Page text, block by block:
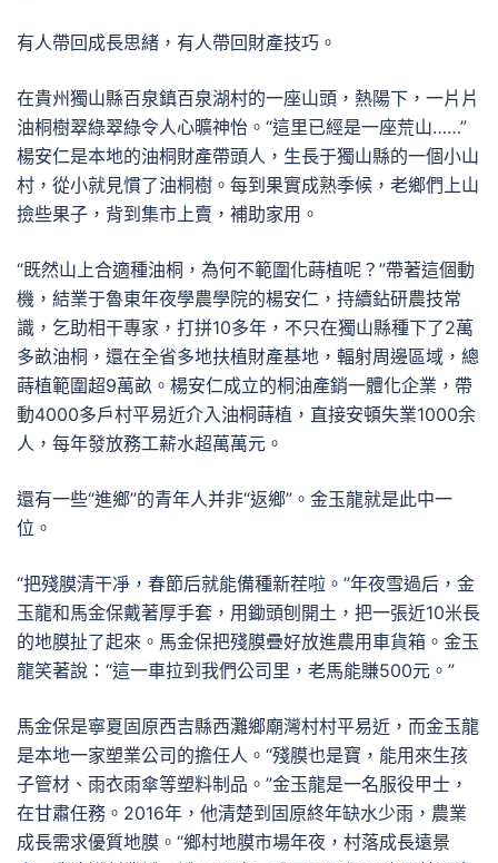
有人帶回成長思緒，有人帶回財產技巧。
在貴州獨山縣百泉鎮百泉湖村的一座山頭，熱陽下，一片片
油桐樹翠綠翠綠令人心曠神怡。“這里已經是一座荒山……”
楊安仁是本地的油桐財產帶頭人，生長于獨山縣的一個小山
村，從小就見慣了油桐樹。每到果實成熟季候，老鄉們上山
撿些果子，背到集市上賣，補助家用。
“既然山上合適種油桐，為何不範圍化蒔植呢？”帶著這個動
機，結業于魯東年夜學農學院的楊安仁，持續鉆研農技常
識，乞助相干專家，打拼10多年，不只在獨山縣種下了2萬
多畝油桐，還在全省多地扶植財產基地，輻射周邊區域，總
蒔植範圍超9萬畝。楊安仁成立的桐油產銷一體化企業，帶
動4000多戶村平易近介入油桐蒔植，直接安頓失業1000余
人，每年發放務工薪水超萬萬元。
還有一些“進鄉”的青年人并非“返鄉”。金玉龍就是此中一
位。
“把殘膜清干凈，春節后就能備種新茬啦。”年夜雪過后，金
玉龍和馬金保戴著厚手套，用鋤頭刨開土，把一張近10米長
的地膜扯了起來。馬金保把殘膜疊好放進農用車貨箱。金玉
龍笑著說：“這一車拉到我們公司里，老馬能賺500元。”
馬金保是寧夏固原西吉縣西灘鄉廟灣村村平易近，而金玉龍
是本地一家塑業公司的擔任人。“殘膜也是寶，能用來生孩
子管材、雨衣雨傘等塑料制品。”金玉龍是一名服役甲士，
在甘肅任務。2016年，他清楚到固原終年缺水少雨，農業
成長需求優質地膜。“鄉村地膜市場年夜，村落成長遠景